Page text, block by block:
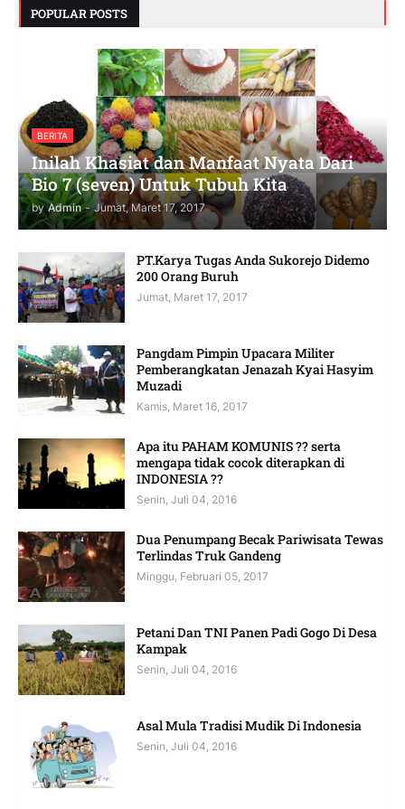
POPULAR POSTS
BERITA
Inilah Khasiat dan Manfaat Nyata Dari
Bio 7 (seven) Untuk Tubuh Kita
by Admin - Jumat, Maret 17, 2017
PT.Karya Tugas Anda Sukorejo Didemo
200 Orang Buruh
Jumat, Maret 17, 2017
Pangdam Pimpin Upacara Militer
Pemberangkatan Jenazah Kyai Hasyim
Muzadi
Kamis, Maret 16, 2017
Apa itu PAHAM KOMUNIS ?? serta
mengapa tidak cocok diterapkan di
INDONESIA ??
Senin, Juli 04, 2016
Dua Penumpang Becak Pariwisata Tewas
Terlindas Truk Gandeng
Minggu, Februari 05, 2017
Petani Dan TNI Panen Padi Gogo Di Desa
Kampak
Senin, Juli 04, 2016
Asal Mula Tradisi Mudik Di Indonesia
Senin, Juli 04, 2016